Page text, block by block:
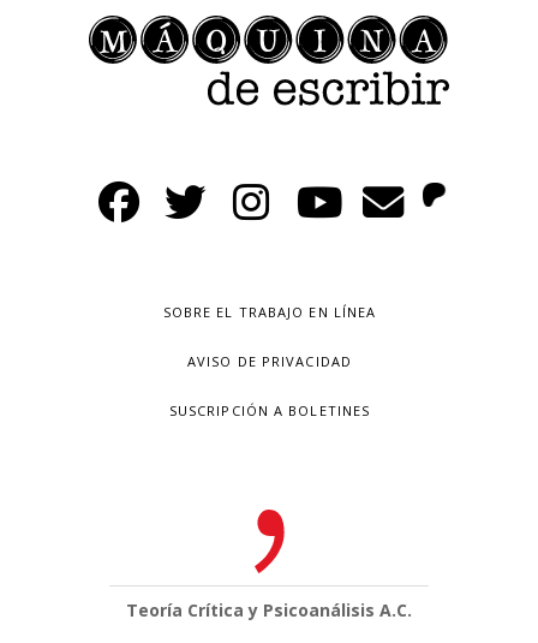
SOBRE EL TRABAJO EN LÍNEA
AVISO DE PRIVACIDAD
SUSCRIPCIÓN A BOLETINES
Teoría Crítica y Psicoanálisis A.C.